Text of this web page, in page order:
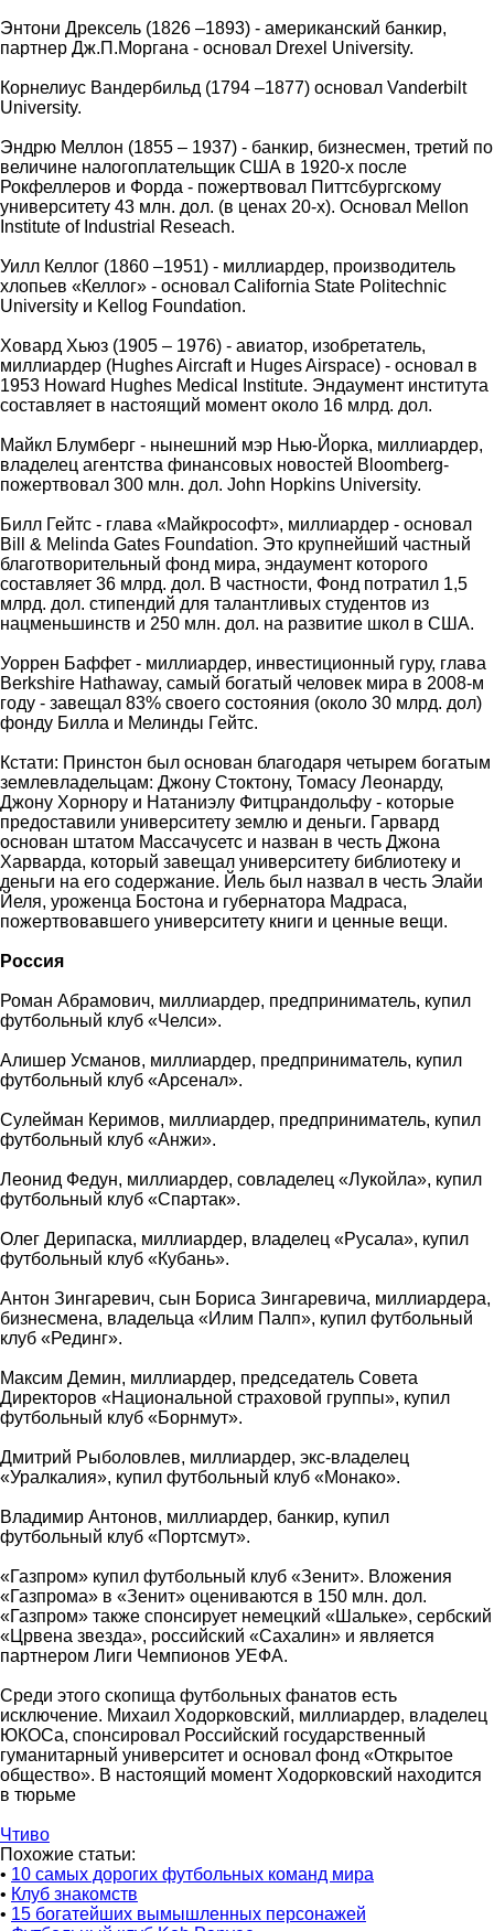
Энтони Дрексель (1826 –1893) - американский банкир,
партнер Дж.П.Моргана - основал Drexel University.
Корнелиус Вандербильд (1794 –1877) основал Vanderbilt
University.
Эндрю Меллон (1855 – 1937) - банкир, бизнесмен, третий по
величине налогоплательщик США в 1920-х после
Рокфеллеров и Форда - пожертвовал Питтсбургскому
университету 43 млн. дол. (в ценах 20-х). Основал Mellon
Institute of Industrial Reseach.
Уилл Келлог (1860 –1951) - миллиардер, производитель
хлопьев «Келлог» - основал California State Politechnic
University и Kellog Foundation.
Ховард Хьюз (1905 – 1976) - авиатор, изобретатель,
миллиардер (Hughes Aircraft и Huges Airspace) - основал в
1953 Howard Hughes Medical Institute. Эндаумент института
составляет в настоящий момент около 16 млрд. дол.
Майкл Блумберг - нынешний мэр Нью-Йорка, миллиардер,
владелец агентства финансовых новостей Bloomberg-
пожертвовал 300 млн. дол. John Hopkins University.
Билл Гейтс - глава «Майкрософт», миллиардер - основал
Bill & Melinda Gates Foundation. Это крупнейший частный
благотворительный фонд мира, эндаумент которого
составляет 36 млрд. дол. В частности, Фонд потратил 1,5
млрд. дол. стипендий для талантливых студентов из
нацменьшинств и 250 млн. дол. на развитие школ в США.
Уоррен Баффет - миллиардер, инвестиционный гуру, глава
Berkshire Hathaway, самый богатый человек мира в 2008-м
году - завещал 83% своего состояния (около 30 млрд. дол)
фонду Билла и Мелинды Гейтс.
Кстати: Принстон был основан благодаря четырем богатым
землевладельцам: Джону Стоктону, Томасу Леонарду,
Джону Хорнору и Натаниэлу Фитцрандольфу - которые
предоставили университету землю и деньги. Гарвард
основан штатом Массачусетс и назван в честь Джона
Харварда, который завещал университету библиотеку и
деньги на его содержание. Йель был назвал в честь Элайи
Йеля, уроженца Бостона и губернатора Мадраса,
пожертвовавшего университету книги и ценные вещи.
Россия
Роман Абрамович, миллиардер, предприниматель, купил
футбольный клуб «Челси».
Алишер Усманов, миллиардер, предприниматель, купил
футбольный клуб «Арсенал».
Сулейман Керимов, миллиардер, предприниматель, купил
футбольный клуб «Анжи».
Леонид Федун, миллиардер, совладелец «Лукойла», купил
футбольный клуб «Спартак».
Олег Дерипаска, миллиардер, владелец «Русала», купил
футбольный клуб «Кубань».
Антон Зингаревич, сын Бориса Зингаревича, миллиардера,
бизнесмена, владельца «Илим Палп», купил футбольный
клуб «Рединг».
Максим Демин, миллиардер, председатель Совета
Директоров «Национальной страховой группы», купил
футбольный клуб «Борнмут».
Дмитрий Рыболовлев, миллиардер, экс-владелец
«Уралкалия», купил футбольный клуб «Монако».
Владимир Антонов, миллиардер, банкир, купил
футбольный клуб «Портсмут».
«Газпром» купил футбольный клуб «Зенит». Вложения
«Газпрома» в «Зенит» оцениваются в 150 млн. дол.
«Газпром» также спонсирует немецкий «Шальке», сербский
«Црвена звезда», российский «Сахалин» и является
партнером Лиги Чемпионов УЕФА.
Среди этого скопища футбольных фанатов есть
исключение. Михаил Ходорковский, миллиардер, владелец
ЮКОСа, спонсировал Российский государственный
гуманитарный университет и основал фонд «Открытое
общество». В настоящий момент Ходорковский находится
в тюрьме
Чтиво
Похожие статьи:
• 10 самых дорогих футбольных команд мира
• Клуб знакомств
• 15 богатейших вымышленных персонажей